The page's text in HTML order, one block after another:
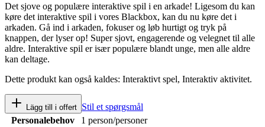
Det sjove og populære interaktive spil i en arkade! Ligesom du kan
køre det interaktive spil i vores Blackbox, kan du nu køre det i
arkaden. Gå ind i arkaden, fokuser og løb hurtigt og tryk på
knappen, der lyser op! Super sjovt, engagerende og velegnet til alle
aldre. Interaktive spil er især populære blandt unge, men alle aldre
kan deltage.
Dette produkt kan også kaldes: Interaktivt spel, Interaktiv aktivitet.
Lägg till i offert Stil et spørgsmål
Personalebehov
1 person/personer